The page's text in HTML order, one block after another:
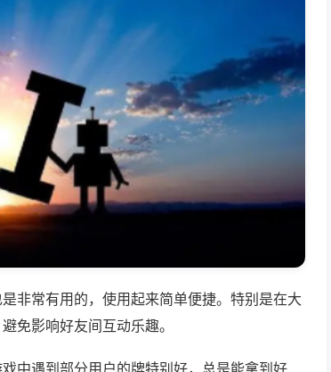
非常有用的，使用起来简单便捷。特别是在大
免影响好友间互动乐趣。
中遇到部分用户的牌特别好，总是能拿到好